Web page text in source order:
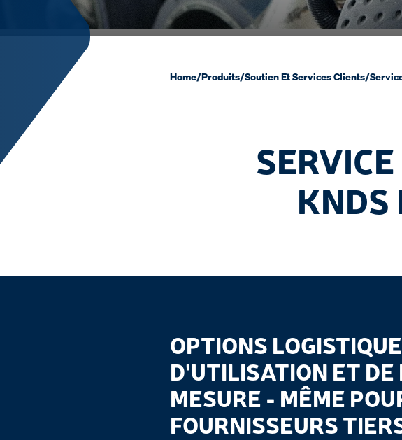
Home/Produits/Soutien Et Services Clients/
KNDS
OPTIONS
D'UTILISATION ET DE
MESURE - MÊME
FOURNISSEURS